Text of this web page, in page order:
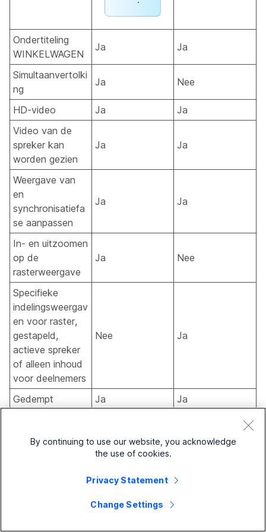
Ondertiteling
WINKELWAGEN
Ja Ja
Simultaanvertolki
ng
Ja Nee
HD-video Ja
Ja
Video van de
spreker kan
worden gezien
Ja Ja
Weergave van
en
synchronisatiefa
se aanpassen
Ja Ja
In- en uitzoomen
op de
rasterweergave
Ja Nee
Specifieke
indelingsweergav
en voor raster,
gestapeld,
actieve spreker
of alleen inhoud
voor deelnemers
Nee Ja
Gedempt Ja
Ja
dempen van het
Ja Nee
By continuing to use our website, you acknowledge
the use of cookies.
Privacy Statement
Change Settings